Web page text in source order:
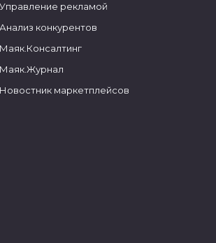
Управление рекламой
Анализ конкурентов
Маяк.Консалтинг
Маяк.Журнал
Новостник маркетплейсов